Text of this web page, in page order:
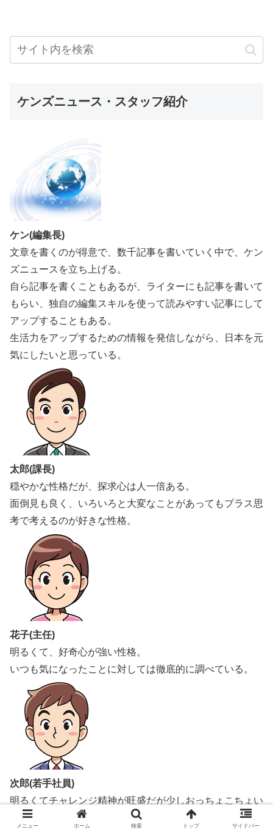
ケンズニュース・スタッフ紹介
ケン(編集長)
文章を書くのが得意で、数千記事を書いていく中で、ケン
ズニュースを立ち上げる。
自ら記事を書くこともあるが、ライターにも記事を書いて
もらい、独自の編集スキルを使って読みやすい記事にして
アップすることもある。
生活力をアップするための情報を発信しながら、日本を元
気にしたいと思っている。
太郎(課長)
穏やかな性格だが、探求心は人一倍ある。
面倒見も良く、いろいろと大変なことがあってもプラス思
考で考えるのが好きな性格。
花子(主任)
明るくて、好奇心が強い性格。
いつも気になったことに対しては徹底的に調べている。
次郎(若手社員)
明るくてチャレンジ精神が旺盛だが少しおっちょこちょい
な性格をしている。
メニュー ホーム 検索 トップ サイドバー